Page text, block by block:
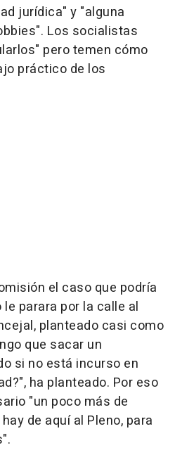
jurídica" y "alguna
Los socialistas
pero temen cómo
práctico de los
el caso que podría
parara por la calle al
planteado casi como
que sacar un
si no está incurso en
ha planteado. Por eso
"un poco más de
de aquí al Pleno, para